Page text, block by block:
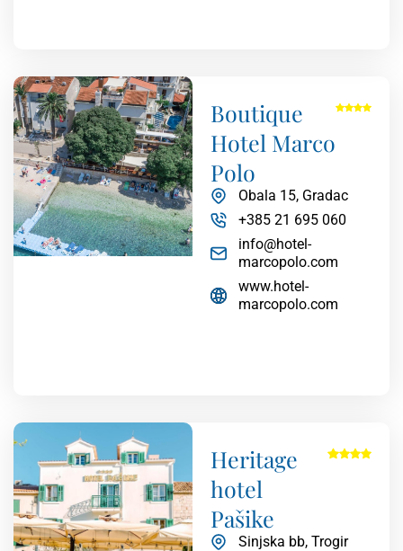
Boutique
Hotel Marco
Polo
Obala 15, Gradac
+385 21 695 060
info@hotel-
marcopolo.com
www.hotel-
marcopolo.com
Heritage
hotel
Pašike
Sinjska bb, Trogir